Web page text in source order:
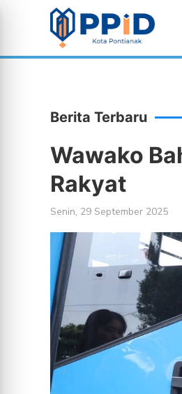
Berita Terbaru
Wawako
Rakyat
Senin, 29 September 2025